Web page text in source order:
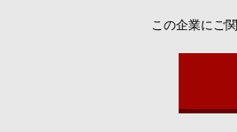
この企業にご